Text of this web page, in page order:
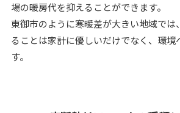
場の暖房代を抑えることができます。
東御市のように寒暖差が大きい地域では
ることは家計に優しいだけでなく、環境
す。